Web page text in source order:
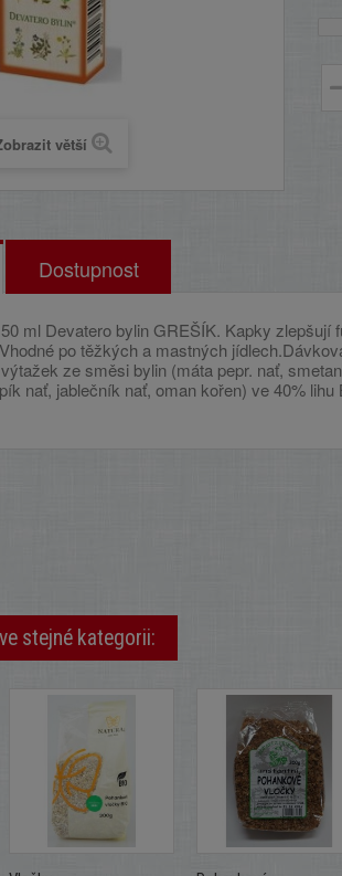
větší
Dostupnost
ml Devatero bylin GREŠÍK. Kapky
po těžkých a mastných
ze směsi bylin (máta pepr. nať,
nať, jablečník nať, oman kořen) ve 40% lihu
stejné kategorii: